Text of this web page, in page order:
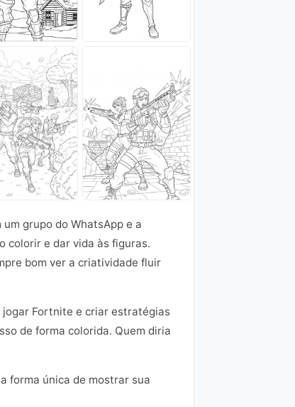
grupo do WhatsApp e a
colorir e dar vida às figuras.
bom ver a criatividade fluir
jogar Fortnite e criar estratégias
de forma colorida. Quem diria
forma única de mostrar sua